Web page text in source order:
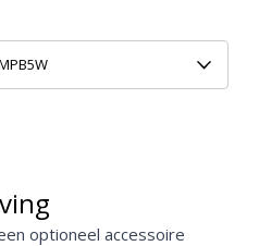
optioneel accessoire